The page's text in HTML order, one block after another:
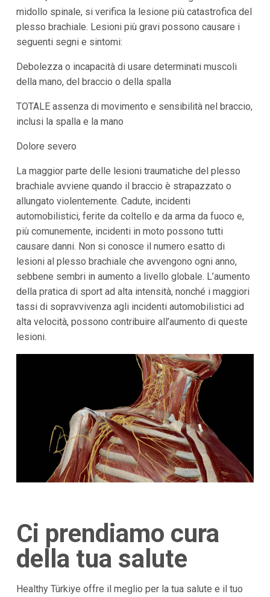
midollo spinale, si verifica la lesione più catastrofica del
plesso brachiale. Lesioni più gravi possono causare i
seguenti segni e sintomi:
Debolezza o incapacità di usare determinati muscoli
della mano, del braccio o della spalla
TOTALE assenza di movimento e sensibilità nel braccio,
inclusi la spalla e la mano
Dolore severo
La maggior parte delle lesioni traumatiche del plesso
brachiale avviene quando il braccio è strapazzato o
allungato violentemente. Cadute, incidenti
automobilistici, ferite da coltello e da arma da fuoco e,
più comunemente, incidenti in moto possono tutti
causare danni. Non si conosce il numero esatto di
lesioni al plesso brachiale che avvengono ogni anno,
sebbene sembri in aumento a livello globale. L’aumento
della pratica di sport ad alta intensità, nonché i maggiori
tassi di sopravvivenza agli incidenti automobilistici ad
alta velocità, possono contribuire all’aumento di queste
lesioni.
Ci prendiamo cura
della tua salute
Healthy Türkiye offre il meglio per la tua salute e il tuo